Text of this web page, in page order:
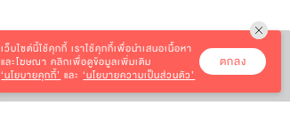
เว็บไซต์นี้ใช้คุกกี้ เราใช้คุกกี้เพื่อนำเสนอเนื้อหา
และโฆษณา คลิกเพื่อดูข้อมูลเพิ่มเติม
‘นโยบายคุกกี้’ และ‘นโยบายความเป็นส่วนตัว’
ตกลง